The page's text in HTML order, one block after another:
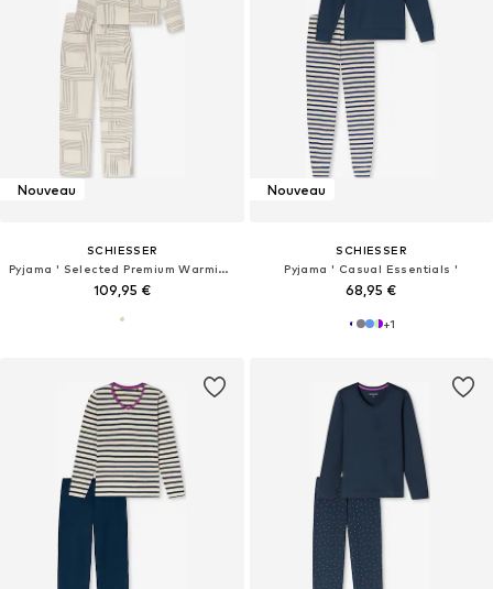
Nouveau
SCHIESSER
Pyjama ' Selected Premium Warming '
109,95 €
Nouveau
SCHIESSER
Pyjama ' Casual Essentials '
68,95 €
+1